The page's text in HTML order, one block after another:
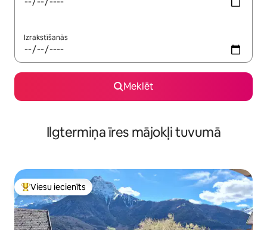
Izrakstīšanās
Meklēt
Ilgtermiņa īres mājokļi tuvumā
Populārs viesu iecienīts mājoklis
Viesu iecienīts